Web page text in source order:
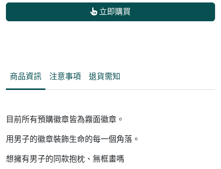
立即購買
商品資訊 注意事項 退貨需知
目前所有預購徽章皆為霧面徽章。
用男子的徽章裝飾生命的每一個角落。
想擁有男子的同款抱枕、無框畫嗎